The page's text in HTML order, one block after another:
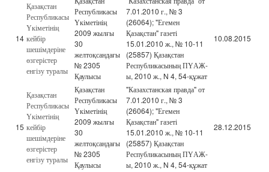
14
Қазақстан
Республикасы
Үкіметінің
кейбір
шешімдеріне
өзгерістер
енгізу туралы
Республикасы
Үкіметінің
2009 жылғы
30
желтоқсандағы
№ 2305
Қаулысы
7.01.2010 г., № 3
(26064); "Егемен
Қазақстан" газеті
15.01.2010 ж., № 10-11
(25857) Қазақстан
Республикасының ПҮАЖ-
ы, 2010 ж., N 4, 54-құжат
10.08.2015
15
Қазақстан
Республикасы
Үкіметінің
кейбір
шешімдеріне
өзгерістер
енгізу туралы
Қазақстан
Республикасы
Үкіметінің
2009 жылғы
30
желтоқсандағы
№ 2305
Қаулысы
"Казахстанская правда" от
7.01.2010 г., № 3
(26064); "Егемен
Қазақстан" газеті
15.01.2010 ж., № 10-11
(25857) Қазақстан
Республикасының ПҮАЖ-
ы, 2010 ж., N 4, 54-құжат
28.12.2015